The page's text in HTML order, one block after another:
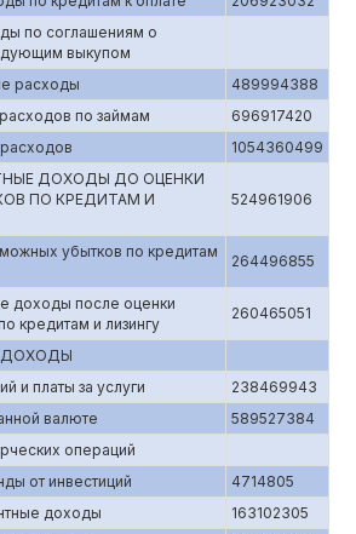
по соглашениям о
выкупом
расходы
489994388
по займам
696917420
1054360499
ДОХОДЫ ДО ОЦЕНКИ
ПО КРЕДИТАМ И
524961906
убытков по кредитам
264496855
доходы после оценки
кредитам и лизингу
260465051
ДОХОДЫ
и платы за услуги
238469943
валюте
589527384
операций
от инвестиций
4714805
доходы
163102305